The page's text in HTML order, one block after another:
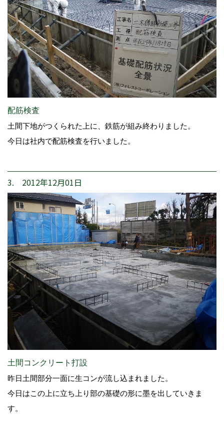
配筋検査
土間下地がつくられた上に、鉄筋が組み終わりました。
今日は社内で配筋検査を行いました。
3. 2012年12月01日
土間コンクリート打設
昨日土間部分一面に生コンが流し込まれました。
今日はこの上に立ち上り部の基礎の形に墨を出していきま
す。